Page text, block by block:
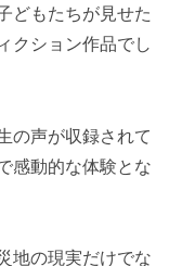
どもたちが見せた
クション作品でし
の声が収録されて
感動的な体験とな
地の現実だけでな